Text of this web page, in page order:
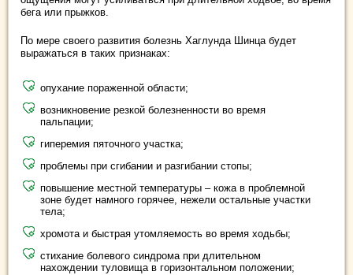
бега или прыжков.
По мере своего развития болезнь Хаглунда Шинца будет
выражаться в таких признаках:
опухание пораженной области;
возникновение резкой болезненности во время
пальпации;
гиперемия пяточного участка;
проблемы при сгибании и разгибании стопы;
повышение местной температуры – кожа в проблемной
зоне будет намного горячее, нежели остальные участки
тела;
хромота и быстрая утомляемость во время ходьбы;
стихание болевого синдрома при длительном
нахождении туловища в горизонтальном положении;